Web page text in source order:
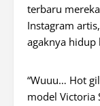
terbaru
Instagram
agaknya hidup
“Wuuu… Hot
model Victoria